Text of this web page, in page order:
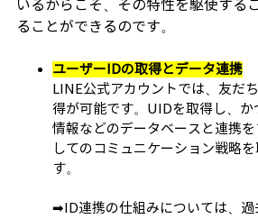
いるからこそ、その特性を駆使する
ることができるのです。
ユーザーIDの取得とデータ連携
LINE公式アカウントでは、友だ
得が可能です。UIDを取得し、か
情報などのデータベースと連携
してのコミュニケーション戦略
す。
➡ID連携の仕組みについては、過